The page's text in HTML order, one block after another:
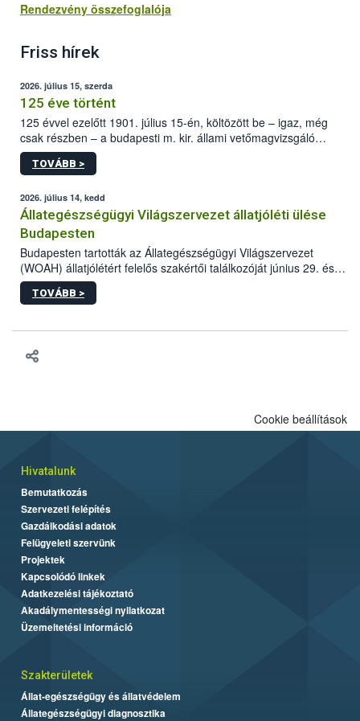
Rendezvény összefoglalója
Friss hírek
2026. július 15, szerda
125 éve történt
125 évvel ezelőtt 1901. július 15-én, költözött be – igaz, még
csak részben – a budapesti m. kir. állami vetőmagvizsgáló
állomás a Kis Rókus utca 15. szám alatti, Czigler Győző által
tervezett új épületébe.
TOVÁBB >
2026. július 14, kedd
Állategészségügyi Világszervezet állatjóléti ülése
Budapesten
Budapesten tartották az Állategészségügyi Világszervezet
(WOAH) állatjólétért felelős szakértői találkozóját június 29. és
július 2. között. Az Agrár- és Élelmiszergazdaságért Felelős
Minisztérium (AÉM) és a Nemzeti Élelmiszerlánc-biztonsági
gazdasági haszonállatok jólétének elősegítése volt az európai
meg tapasztalatait a gazdasági haszonállatok jólétének
TOVÁBB >
Cookie beállítások
Hivatalunk
Bemutatkozás
Szervezeti felépítés
Gazdálkodási adatok
Felügyeleti szervünk
Projektek
Kapcsolódó linkek
Adatkezelési tájékoztató
Akadálymentességi nyilatkozat
Üzemeltetési információ
Szakterületek
Állat-egészségügy és állatvédelem
Állategészségügyi diagnosztika